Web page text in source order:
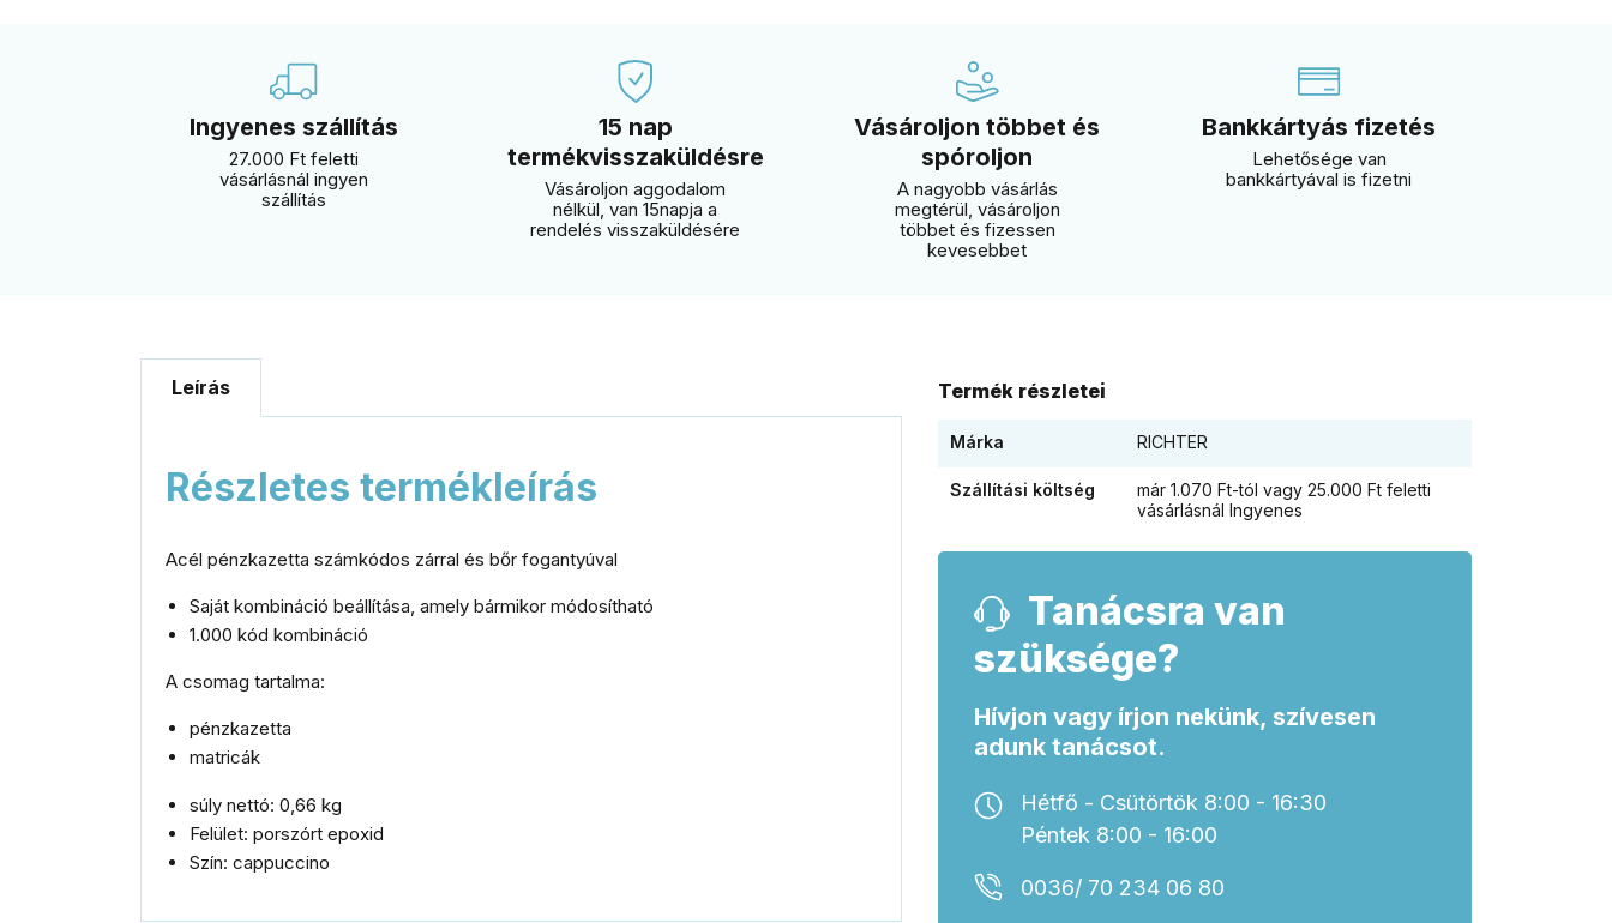
Ingyenes szállítás
27.000 Ft feletti
vásárlásnál ingyen
szállítás
15 nap
termékvisszaküldésre
Vásároljon aggodalom
nélkül, van 15napja a
rendelés visszaküldésére
Vásároljon többet és
spóroljon
A nagyobb vásárlás
megtérül, vásároljon
többet és fizessen
kevesebbet
Bankkártyás fizetés
Lehetősége van
bankkártyával is fizetni
Leírás
Részletes termékleírás
Acél pénzkazetta számkódos zárral és bőr fogantyúval
Saját kombináció beállítása, amely bármikor módosítható
1.000 kód kombináció
A csomag tartalma:
pénzkazetta
matricák
súly nettó: 0,66 kg
Felület: porszórt epoxid
Szín: cappuccino
Termék részletei
Márka RICHTER
Szállítási költség
már 1.070 Ft-tól vagy 25.000 Ft feletti
vásárlásnál Ingyenes
Tanácsra van
szüksége?
Hívjon vagy írjon nekünk, szívesen
adunk tanácsot.
Hétfő - Csütörtök 8:00 - 16:30
Péntek 8:00 - 16:00
0036/ 70 234 06 80